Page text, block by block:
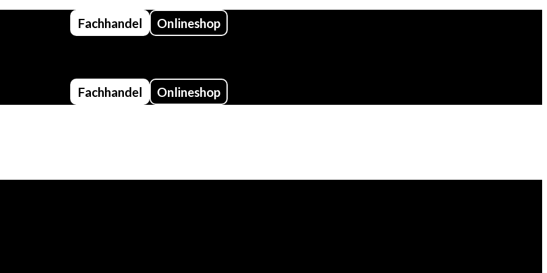
Fachhandel Onlineshop
Fachhandel Onlineshop